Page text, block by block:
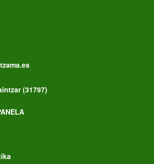
(31797)